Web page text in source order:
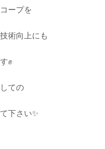
ープを
術向上にも
✊
ての
下さい✨